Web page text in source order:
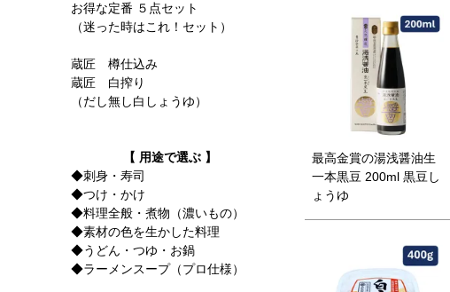
お得な定番 ５点セット
（迷った時はこれ！セット）
蔵匠 樽仕込み
蔵匠 白搾り
（だし無し白しょうゆ）
【 用途で選ぶ 】
◆刺身・寿司
◆つけ・かけ
◆料理全般・煮物（濃いもの）
◆素材の色を生かした料理
◆うどん・つゆ・お鍋
◆ラーメンスープ（プロ仕様）
最高金賞の湯浅醤油生
一本黒豆 200ml 黒豆し
ょうゆ